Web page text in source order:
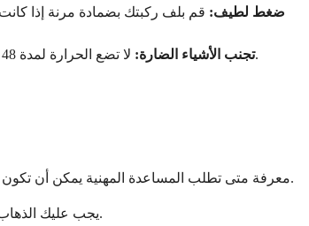
ضغط لطيف: قم بلف ركبتك بضمادة مرنة إذا
تجنب الأشياء الضارة:لا تضع الحرارة لمدة 48 ساعة على الأقل، لأنها تزيد من تدفق الدم والتورم. تجنب الكحول، لأنه يمكن أن يزيد النزيف والتورم. لا تدلك المنطقة، فقد يؤدي ذلك إلى تفاقم الالتهاب.
معرفة متى تطلب المساعدة المهنية يمكن أن تكون مربكة بعد السقوط. بعض الإصابات تتطلب بوضوح اهتمامًا فوريًا، بينما يمكن أن تنتظر أخرى لموعد مع طبيبك المعتاد. دعني أساعدك في فرز متى تذهب وأين.
يجب عليك الذهاب إلى غرفة الطوارئ أو العيادة العاجلة على الفور إذا ظهرت علامات تحذير معينة. هذه العلامات تشير إلى إصابات محتملة خطيرة تتطلب تقييمًا وعلاجًا فوريين.